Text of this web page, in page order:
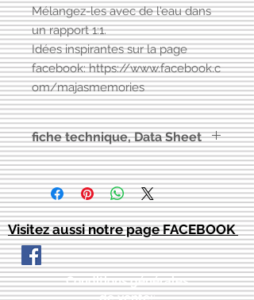
Mélangez-les avec de l'eau dans
un rapport 1:1.
Idées inspirantes sur la page
facebook: https://www.facebook.c
om/majasmemories
fiche technique, Data Sheet
Versfiche technique Milkpaint
Maja's Memories
Visitez aussi notre page FACEBOOK
Conditions générales